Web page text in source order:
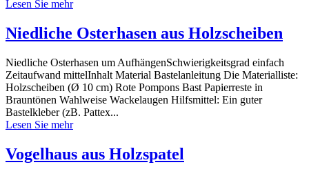
Lesen Sie mehr
Niedliche Osterhasen aus Holzscheiben
Niedliche Osterhasen um AufhängenSchwierigkeitsgrad einfach
Zeitaufwand mittelInhalt Material Bastelanleitung Die Materialliste:
Holzscheiben (Ø 10 cm) Rote Pompons Bast Papierreste in
Brauntönen Wahlweise Wackelaugen Hilfsmittel: Ein guter
Bastelkleber (zB. Pattex...
Lesen Sie mehr
Vogelhaus aus Holzspatel